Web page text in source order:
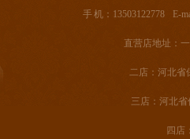
手 机：13503122778 E-
直营店地址：
二店：河北省
三店：河北
四店